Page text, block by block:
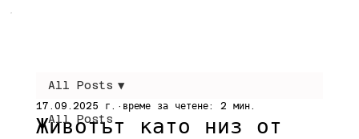
All Posts
All Posts
Животът като низ от
17.09.2025 г. време за четене: 2 мин.